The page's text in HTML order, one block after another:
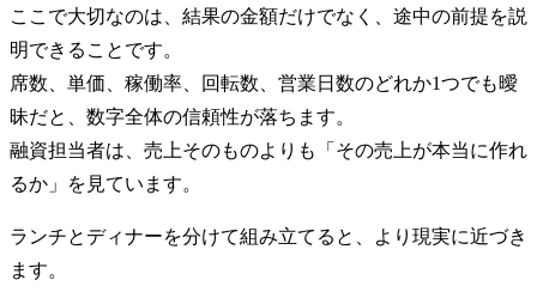
ここで大切なのは、結果の金額だけでなく、途中の前提を説
明できることです。
席数、単価、稼働率、回転数、営業日数のどれか1つでも曖
昧だと、数字全体の信頼性が落ちます。
融資担当者は、売上そのものよりも「その売上が本当に作れ
るか」を見ています。
ランチとディナーを分けて組み立てると、より現実に近づき
ます。